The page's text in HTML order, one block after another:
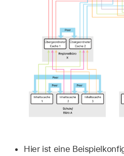
Hier ist eine